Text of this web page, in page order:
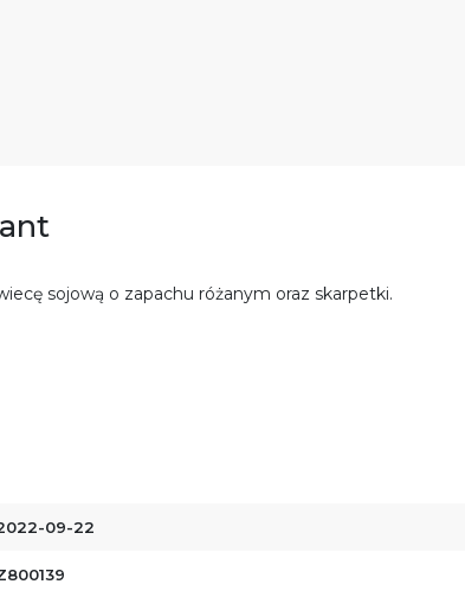
sojową o zapachu różanym oraz skarpetki.
09-22